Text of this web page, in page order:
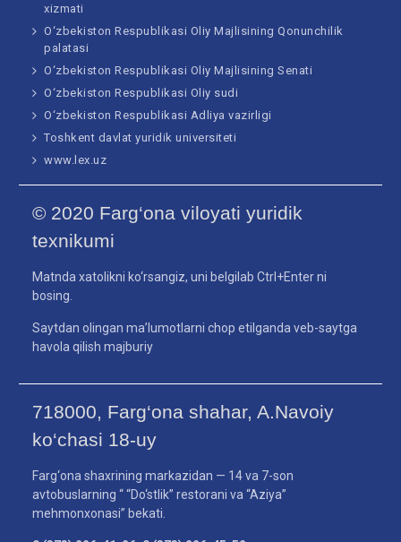
xizmati
O‘zbekiston Respublikasi Oliy Majlisining Qonunchilik
palatasi
O‘zbekiston Respublikasi Oliy Majlisining Senati
O‘zbekiston Respublikasi Oliy sudi
O‘zbekiston Respublikasi Adliya vazirligi
Toshkent davlat yuridik universiteti
www.lex.uz
© 2020 Farg‘ona viloyati yuridik
texnikumi
Matnda xatolikni ko‘rsangiz, uni belgilab Ctrl+Enter ni
bosing.
Saytdan olingan ma’lumotlarni chop etilganda veb-saytga
havola qilish majburiy
718000, Farg‘ona shahar, A.Navoiy
ko‘chasi 18-uy
Farg‘ona shaxrining markazidan — 14 va 7-son
avtobuslarning “ “Do‘stlik” restorani va “Aziya”
mehmonxonasi” bekati.